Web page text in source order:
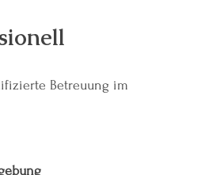
Betreuung im